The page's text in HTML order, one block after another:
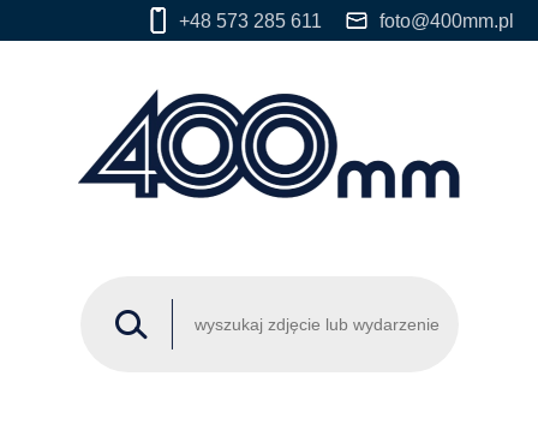
+48 573 285 611 foto@400mm.pl